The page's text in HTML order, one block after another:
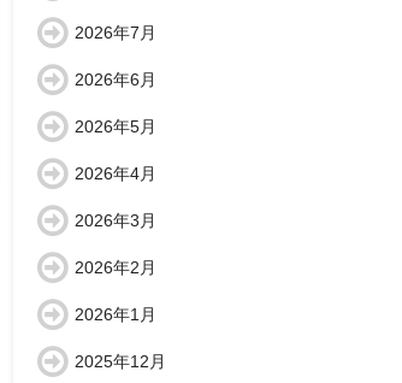
2026年7月
2026年6月
2026年5月
2026年4月
2026年3月
2026年2月
2026年1月
2025年12月